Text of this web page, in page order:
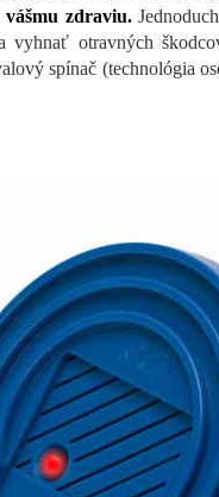
zdraviu.
vyhnať otravných
spínač (technológia